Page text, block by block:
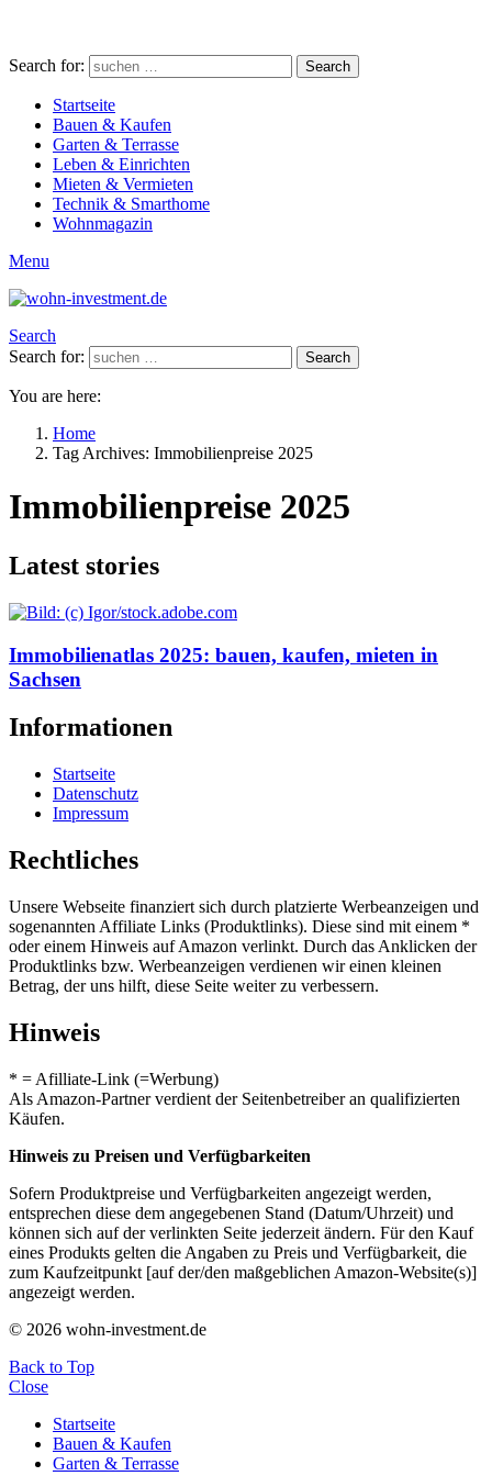
Search for: Search
Startseite
Bauen & Kaufen
Garten & Terrasse
Leben & Einrichten
Mieten & Vermieten
Technik & Smarthome
Wohnmagazin
Menu
Search
Search for:
Search
You are here:
Home
Tag Archives: Immobilienpreise 2025
Immobilienpreise 2025
Latest stories
Immobilienatlas 2025: bauen, kaufen, mieten in
Sachsen
Informationen
Startseite
Datenschutz
Impressum
Rechtliches
Unsere Webseite finanziert sich durch platzierte Werbeanzeigen und
sogenannten Affiliate Links (Produktlinks). Diese sind mit einem *
oder einem Hinweis auf Amazon verlinkt. Durch das Anklicken der
Produktlinks bzw. Werbeanzeigen verdienen wir einen kleinen
Betrag, der uns hilft, diese Seite weiter zu verbessern.
Hinweis
* = Afilliate-Link (=Werbung)
Als Amazon-Partner verdient der Seitenbetreiber an qualifizierten
Käufen.
Hinweis zu Preisen und Verfügbarkeiten
Sofern Produktpreise und Verfügbarkeiten angezeigt werden,
entsprechen diese dem angegebenen Stand (Datum/Uhrzeit) und
können sich auf der verlinkten Seite jederzeit ändern. Für den Kauf
eines Produkts gelten die Angaben zu Preis und Verfügbarkeit, die
zum Kaufzeitpunkt [auf der/den maßgeblichen Amazon-Website(s)]
angezeigt werden.
© 2026 wohn-investment.de
Back to Top
Close
Startseite
Bauen & Kaufen
Garten & Terrasse